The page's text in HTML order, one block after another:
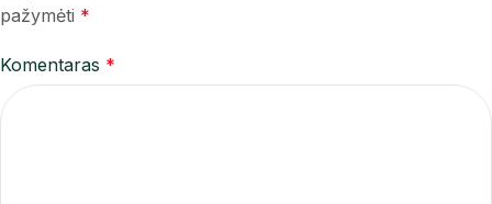
pažymėti *
Komentaras *